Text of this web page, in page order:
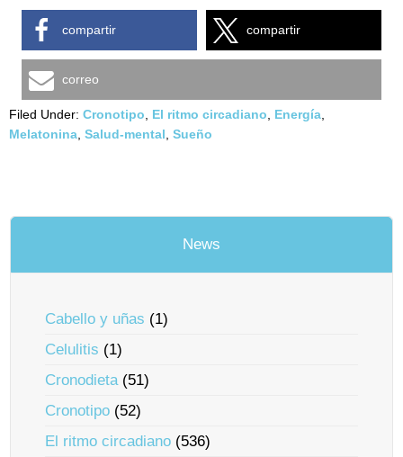
compartir compartir
correo
Filed Under: Cronotipo El ritmo circadiano Energía
Melatonina Salud-mental Sueño
News
Cabello y uñas (1)
Celulitis (1)
Cronodieta(51)
Cronotipo (52)
El ritmo circadiano (536)